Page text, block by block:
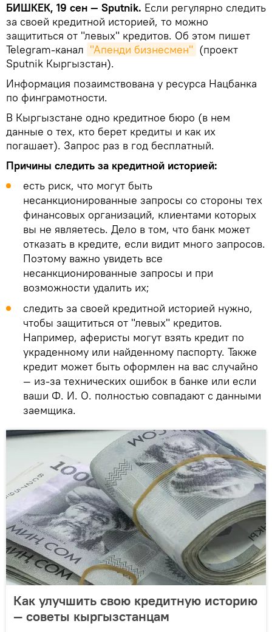
БИШКЕК, 19 сен — Sputnik. Если регулярно следить
за своей кредитной историей, то можно
защититься от "левых" кредитов. Об этом пишет
Telegram-канал "Апенди бизнесмен" (проект
Sputnik Кыргызстан).
Информация позаимствована у ресурса Нацбанка
по финграмотности.
В Кыргызстане одно кредитное бюро (в нем
данные о тех, кто берет кредиты и как их
погашает). Запрос раз в год бесплатный.
Причины следить за кредитной историей:
есть риск, что могут быть
несанкционированные запросы со стороны тех
финансовых организаций, клиентами которых
вы не являетесь. Дело в том, что банк может
отказать в кредите, если видит много запросов.
Поэтому важно увидеть все
несанкционированные запросы и при
возможности удалить их;
следить за своей кредитной историей нужно,
чтобы защититься от "левых" кредитов.
Например, аферисты могут взять кредит по
украденному или найденному паспорту. Также
кредит может быть оформлен на вас случайно
— из-за технических ошибок в банке или если
ваши Ф. И. О. полностью совпадают с данными
заемщика.
Как улучшить свою кредитную историю
— советы кыргызстанцам